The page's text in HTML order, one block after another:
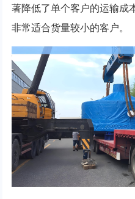
著降低了单个客户的运输成
非常适合货量较小的客户。